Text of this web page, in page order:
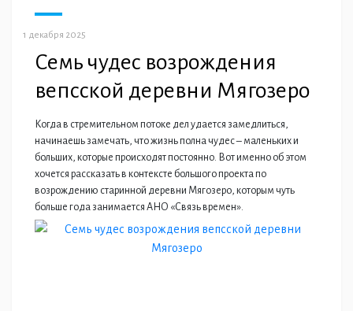
1 декабря 2025
Семь чудес возрождения
вепсской деревни Мягозеро
Когда в стремительном потоке дел удается замедлиться,
начинаешь замечать, что жизнь полна чудес – маленьких и
больших, которые происходят постоянно. Вот именно об этом
хочется рассказать в контексте большого проекта по
возрождению старинной деревни Мягозеро, которым чуть
больше года занимается АНО «Связь времен».